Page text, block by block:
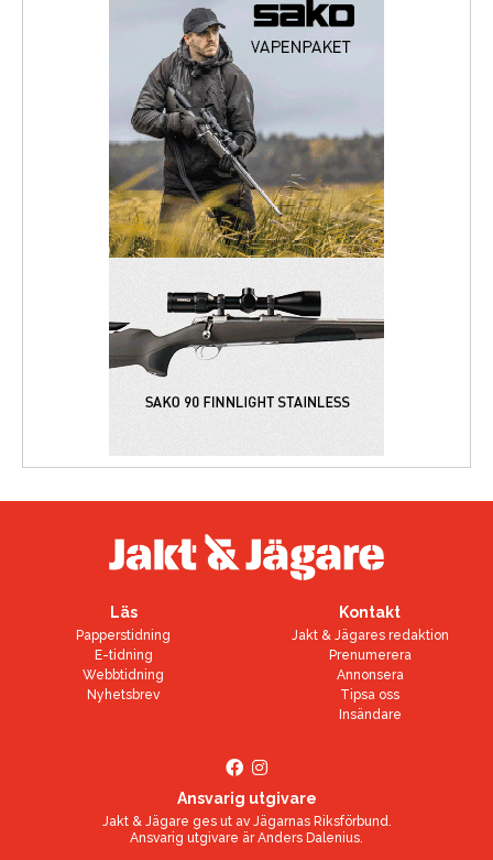
Läs
Papperstidning
E-tidning
Webbtidning
Nyhetsbrev
Kontakt
Jakt & Jägares redaktion
Prenumerera
Annonsera
Tipsa oss
Insändare
Ansvarig utgivare
Jakt & Jägare ges ut av Jägarnas Riksförbund.
Ansvarig utgivare ärAnders Dalenius.